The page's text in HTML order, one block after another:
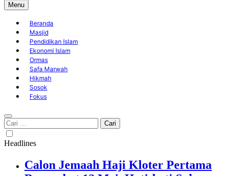
Menu
Beranda
Masjid
Pendidikan Islam
Ekonomi Islam
Ormas
Safa Marwah
Hikmah
Sosok
Fokus
Cari
untuk:
Headlines
Calon Jemaah Haji Kloter Pertama